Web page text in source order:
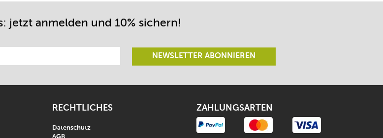
jetzt anmelden und 10% sichern!
NEWSLETTER ABONNIEREN
RECHTLICHES
Datenschutz
ZAHLUNGSARTEN